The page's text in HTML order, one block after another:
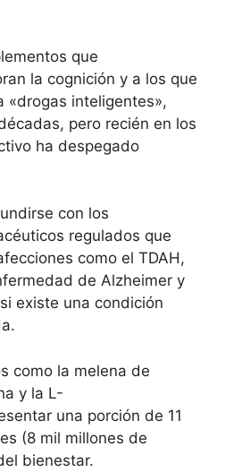
que
la cognición y a los que
«drogas inteligentes»,
pero recién en los
ha despegado
con los
regulados que
como el TDAH,
de Alzheimer y
existe una condición
como la melena de
y la L-
una porción de 11
(8 mil millones de
bienestar.